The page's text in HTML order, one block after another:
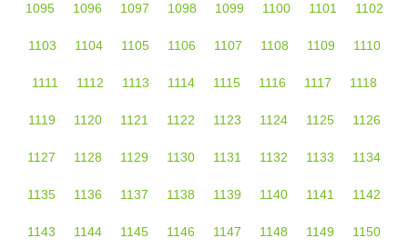
1095 1096 1097 1098 1099 1100 1101 1102
1103 1104 1105 1106 1107 1108 1109 1110
1111 1112 1113 1114 1115 1116 1117 1118
1119 1120 1121 1122 1123 1124 1125 1126
1127 1128 1129 1130 1131 1132 1133 1134
1135 1136 1137 1138 1139 1140 1141 1142
1143 1144 1145 1146 1147 1148 1149 1150